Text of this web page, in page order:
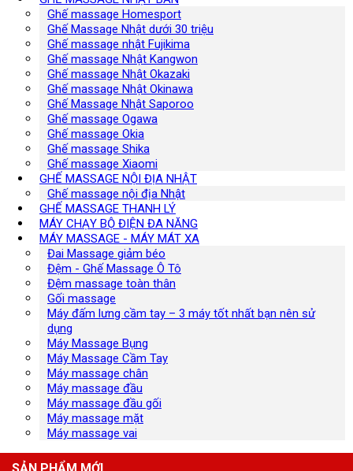
Ghế massage Homesport
Ghế Massage Nhật dưới 30 triệu
Ghế massage nhật Fujikima
Ghế massage Nhật Kangwon
Ghế massage Nhật Okazaki
Ghế massage Nhật Okinawa
Ghế Massage Nhật Saporoo
Ghế massage Ogawa
Ghế massage Okia
Ghế massage Shika
Ghế massage Xiaomi
GHẾ MASSAGE NỘI ĐỊA NHẬT
Ghế massage nội địa Nhật
GHẾ MASSAGE THANH LÝ
MÁY CHẠY BỘ ĐIỆN ĐA NĂNG
MÁY MASSAGE - MÁY MÁT XA
Đai Massage giảm béo
Đệm - Ghế Massage Ô Tô
Đệm massage toàn thân
Gối massage
Máy đấm lưng cầm tay – 3 máy tốt nhất bạn nên sử
dụng
Máy Massage Bụng
Máy Massage Cầm Tay
Máy massage chân
Máy massage đầu
Máy massage đầu gối
Máy massage mặt
Máy massage vai